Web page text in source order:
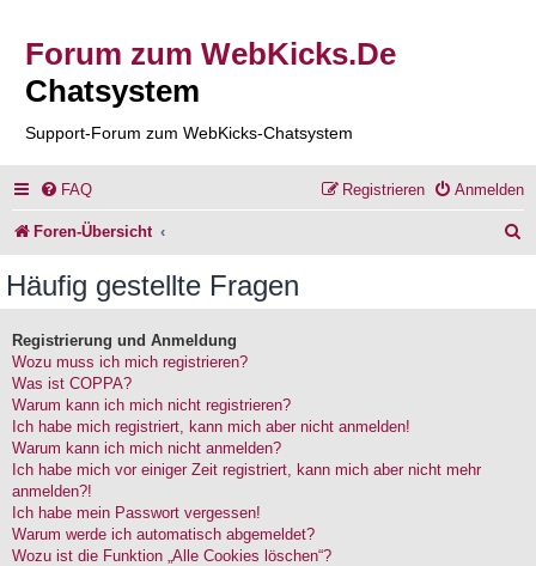
Forum zum WebKicks.De
Chatsystem
Support-Forum zum WebKicks-Chatsystem
FAQ Anmelden
Registrieren
Foren-Übersicht
Häufig gestellte Fragen
Registrierung und Anmeldung
Wozu muss ich mich registrieren?
Was ist COPPA?
Warum kann ich mich nicht registrieren?
Ich habe mich registriert, kann mich aber nicht anmelden!
Warum kann ich mich nicht anmelden?
Ich habe mich vor einiger Zeit registriert, kann mich aber nicht mehr
anmelden?!
Ich habe mein Passwort vergessen!
Warum werde ich automatisch abgemeldet?
Wozu ist die Funktion „Alle Cookies löschen“?